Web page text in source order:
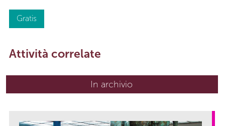
Gratis
Attività correlate
In archivio